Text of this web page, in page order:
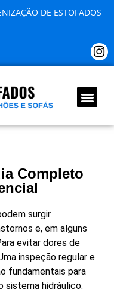
DE ESTOFADOS
Completo
surgir
e, em alguns
evitar dores de
inspeção regular e
fundamentais para
sistema hidráulico.